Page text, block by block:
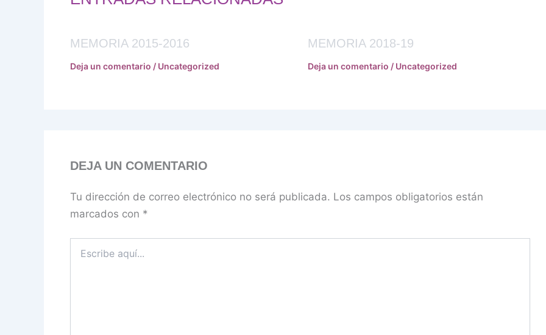
MEMORIA 2015-2016
Deja un comentario / Uncategorized
MEMORIA 2018-19
Deja un comentario / Uncategorized
DEJA UN COMENTARIO
Tu dirección de correo electrónico no será publicada. Los campos obligatorios están
marcados con *
aquí...